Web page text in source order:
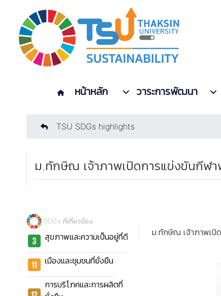
หน้าหลัก วาระการพัฒนา
TSU SDGs highlights
ม.ทักษิณ เจ้าภาพเปิดการแข่งขันกีฬา
SDGs ที่เกี่ยวข้อง
สุขภาพและความเป็นอยู่ที่ดี
เมืองและชุมชนที่ยั่งยืน
การบริโภคและการผลิตที่
ม.ทักษิณ เจ้าภาพเปิด